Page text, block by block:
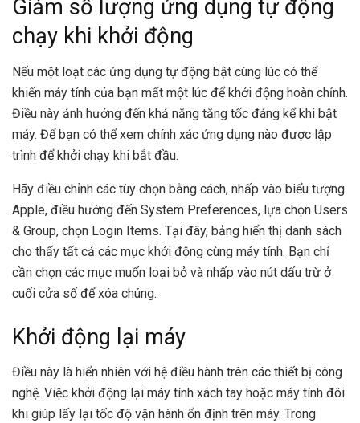
Giảm số lượng ứng dụng tự động
chạy khi khởi động
Nếu một loạt các ứng dụng tự động bật cùng lúc có thể
khiến máy tính của bạn mất một lúc để khởi động hoàn chỉnh.
Điều này ảnh hưởng đến khả năng tăng tốc đáng kể khi bật
máy. Để bạn có thể xem chính xác ứng dụng nào được lập
trình để khởi chạy khi bắt đầu.
Hãy điều chỉnh các tùy chọn bằng cách, nhấp vào biểu tượng
Apple, điều hướng đến System Preferences, lựa chọn Users
& Group, chọn Login Items. Tại đây, bảng hiển thị danh sách
cho thấy tất cả các mục khởi động cùng máy tính. Bạn chỉ
cần chọn các mục muốn loại bỏ và nhấp vào nút dấu trừ ở
cuối cửa số để xóa chúng.
Khởi động lại máy
Điều này là hiển nhiên với hệ điều hành trên các thiết bị công
nghệ. Việc khởi động lại máy tính xách tay hoặc máy tính đôi
khi giúp lấy lại tốc độ vận hành ổn định trên máy. Trong